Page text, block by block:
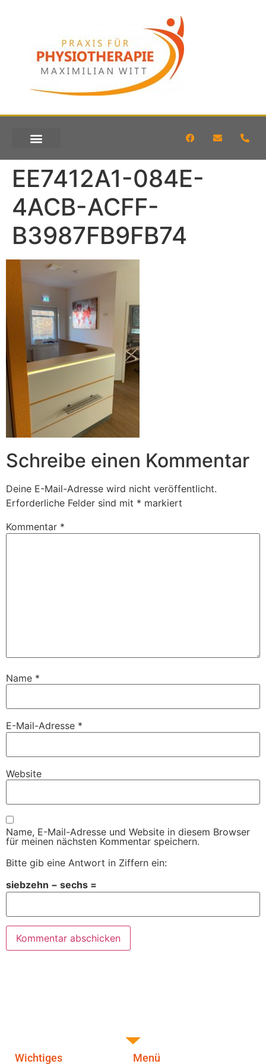
EE7412A1-084E-
4ACB-ACFF-
B3987FB9FB74
Schreibe einen Kommentar
Deine E-Mail-Adresse wird nicht veröffentlicht.
Erforderliche Felder sind mit * markiert
Kommentar *
Name *
E-Mail-Adresse *
Website
Name, E-Mail-Adresse und Website in diesem Browser
für meinen nächsten Kommentar speichern.
Bitte gib eine Antwort in Ziffern ein:
siebzehn − sechs =
Wichtiges Menü